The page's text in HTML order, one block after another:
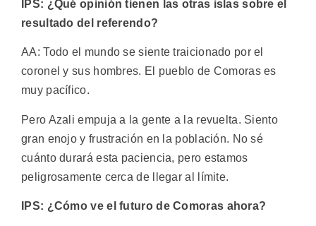
IPS: ¿Qué opinión tienen las otras islas sobre el
resultado del referendo?
AA: Todo el mundo se siente traicionado por el
coronel y sus hombres. El pueblo de Comoras es
muy pacífico.
Pero Azali empuja a la gente a la revuelta. Siento
gran enojo y frustración en la población. No sé
cuánto durará esta paciencia, pero estamos
peligrosamente cerca de llegar al límite.
IPS: ¿Cómo ve el futuro de Comoras ahora?